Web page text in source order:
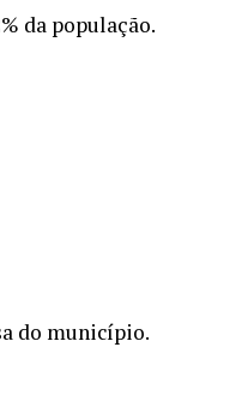
da população.
do município.